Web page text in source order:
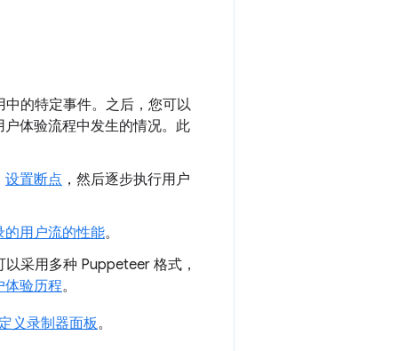
的特定事件。之后，您可以
体验流程中发生的情况。此
设置断点 ，然后逐步执行用户
的用户流的性能。
以采用多种 Puppeteer 格式，
体验历程。
义录制器面板。